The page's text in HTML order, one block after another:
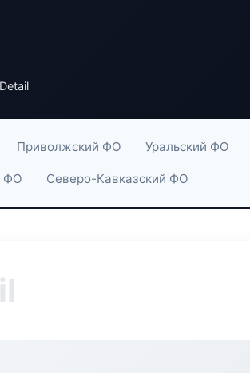
Приволжский ФО Уральский ФО
ФО Северо-Кавказский ФО